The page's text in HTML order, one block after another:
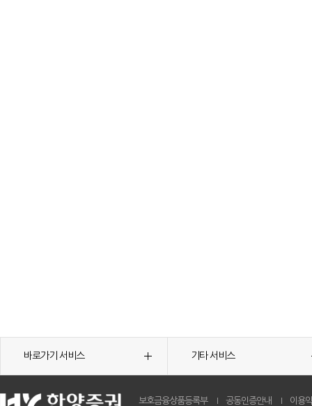
바로가기 서비스 기타 서비스
보호금융상품등록부 공동인증안내 이용